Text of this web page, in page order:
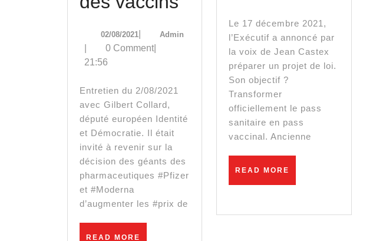
énorme
affaire
d’argent »
Gilbert
Collard
sur
l’augmentation
des
02/08/202102/08/2021
Admin
0 Comment
21:56
Entretien du 2/08/2021
avec Gilbert Collard,
député européen Identité
et Démocratie. Il était
invité à revenir sur la
décision des géants des
pharmaceutiques #Pfizer
et #Moderna
d’augmenter les #prix de
READ MORE
iront-
ils
?
Maréchal]
Le 17 décembre 2021,
l’Exécutif a annoncé par
la voix de Jean Castex
préparer un projet de loi.
Son objectif ?
Transformer
officiellement le pass
sanitaire en pass
vaccinal. Ancienne
READ MORE